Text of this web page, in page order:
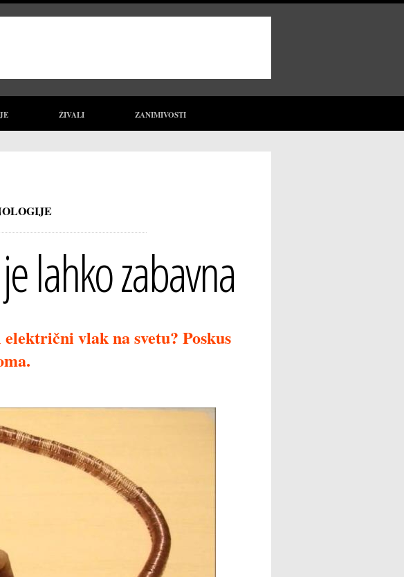
ŽIVALI ZANIMIVOSTI
lahko zabavna
vlak na svetu? Poskus